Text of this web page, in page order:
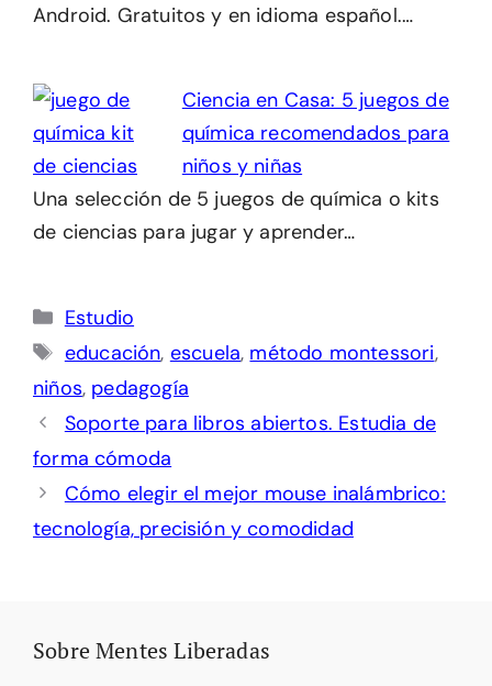
Android. Gratuitos y en idioma español.…
Ciencia en Casa: 5 juegos de
química recomendados para
niños y niñas
Una selección de 5 juegos de química o kits
de ciencias para jugar y aprender…
Categorías
Estudio
Etiquetas
educación, escuela, método montessori,
niños, pedagogía
Soporte para libros abiertos. Estudia de
forma cómoda
Cómo elegir el mejor mouse inalámbrico:
tecnología, precisión y comodidad
Sobre Mentes Liberadas